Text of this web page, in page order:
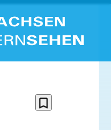
bookmark_border